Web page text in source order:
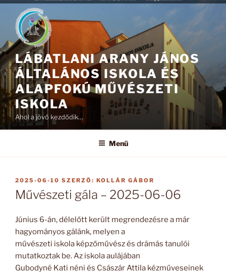
Tartalomhoz
LÁBATLANI ARANY JÁNOS
ÁLTALÁNOS ISKOLA ÉS
ALAPFOKÚ MŰVÉSZETI
ISKOLA
Ahol a jövő kezdődik…
Menü
BEKÜLDVE:
2025-06-10 SZERZŐ: KOLLÁR GÁBOR
Művészeti gála – 2025-06-06
Június 6-án, délelőtt került megrendezésre a már
hagyományos gálánk, melyen a
művészeti iskola képzőművész és drámás tanulói
mutatkoztak be. Az iskola aulájában
Gubodyné Kati néni és Császár Attila kézműveseinek